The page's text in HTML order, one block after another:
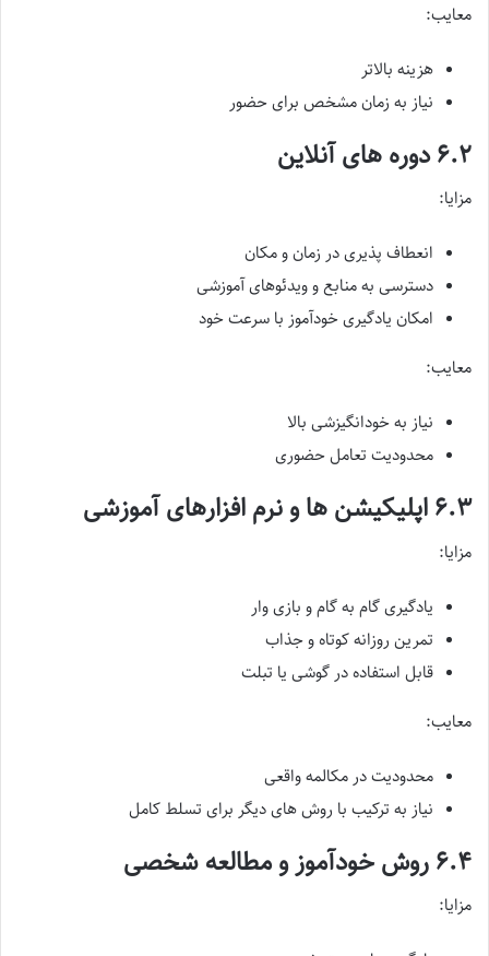
معایب:
هزینه بالاتر
نیاز به زمان مشخص برای حضور
۶.۲ دوره های آنلاین
مزایا:
انعطاف پذیری در زمان و مکان
دسترسی به منابع و ویدئوهای آموزشی
امکان یادگیری خودآموز با سرعت خود
معایب:
نیاز به خودانگیزشی بالا
محدودیت تعامل حضوری
۶.۳ اپلیکیشن ها و نرم افزارهای آموزشی
مزایا:
یادگیری گام به گام و بازی وار
تمرین روزانه کوتاه و جذاب
قابل استفاده در گوشی یا تبلت
معایب:
محدودیت در مکالمه واقعی
نیاز به ترکیب با روش های دیگر برای تسلط کامل
۶.۴ روش خودآموز و مطالعه شخصی
مزایا: